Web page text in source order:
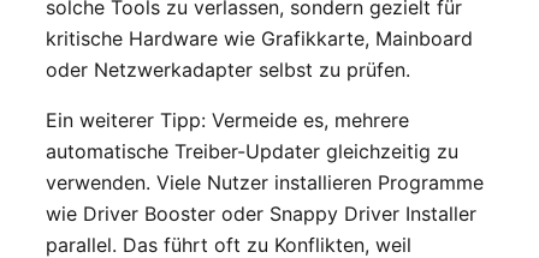
solche Tools zu verlassen, sondern gezielt für
kritische Hardware wie Grafikkarte, Mainboard
oder Netzwerkadapter selbst zu prüfen.
Ein weiterer Tipp: Vermeide es, mehrere
automatische Treiber-Updater gleichzeitig zu
verwenden. Viele Nutzer installieren Programme
wie Driver Booster oder Snappy Driver Installer
parallel. Das führt oft zu Konflikten, weil